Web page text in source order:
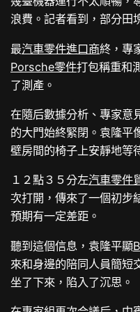
浪費。記者看到，部分田
最汽車零件進口商終，專
Porsche零件打包稱重和
了測產。
在隨后數據分析、專家意
的大門始終緊閉。袁隆平
壁房間的椅子上安靜地等
１２點３５分左汽車零件
次打開，傳來了一個初步
預期有一定差距。
聽到這個信息，袁隆平顯
來和身邊的陪同人員簡短
坐了下來，陷入了沉思。